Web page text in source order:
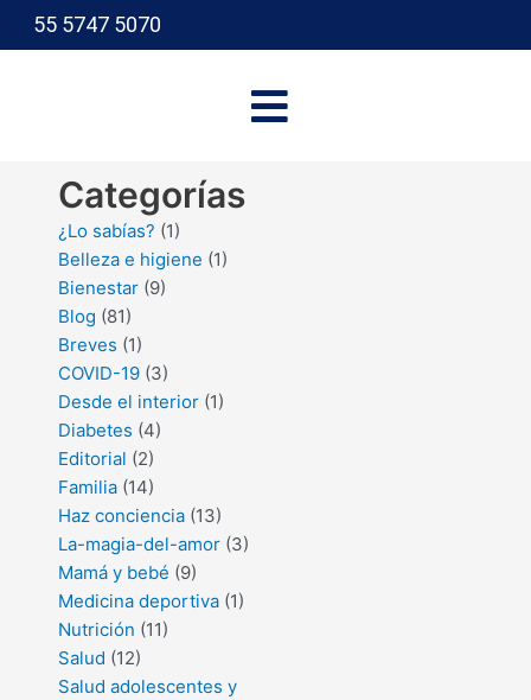
55 5747 5070
Categorías
¿Lo sabías? (1)
Belleza e higiene (1)
Bienestar(9)
Blog (81)
Breves (1)
COVID-19(3)
Desde el interior(1)
Diabetes (4)
Editorial (2)
Familia(14)
Haz conciencia(13)
La-magia-del-amor(3)
Mamá y bebé (9)
Medicina deportiva(1)
Nutrición (11)
Salud (12)
Salud adolescentes y